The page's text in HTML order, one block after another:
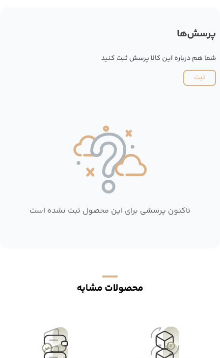
پرسش‌ها
شما هم درباره این کالا پرسش ثبت کنید
ثبت
تاکنون پرسشی برای این محصول ثبت نشده است
محصولات مشابه